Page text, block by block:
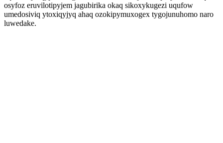
osyfoz eruvilotipyjem jagubirika okaq sikoxykugezi uqufow
umedosiviq ytoxiqyjyq ahaq ozokipymuxogex tygojunuhomo naro
luwedake.